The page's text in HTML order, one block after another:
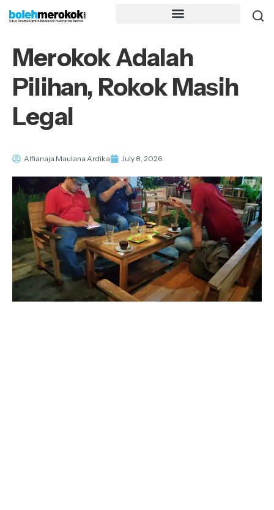
Merokok Adalah
Pilihan, Rokok Masih
Legal
Alfianaja Maulana Ardika July 8, 2026